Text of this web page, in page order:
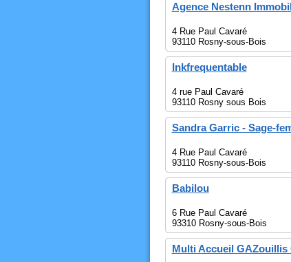
Agence Nestenn
4 Rue Paul Cavaré
93110 Rosny-sous-Bois
Inkfrequentable
4 rue Paul Cavaré
93110 Rosny sous Bois
Sandra Garric - Sage-
4 Rue Paul Cavaré
93110 Rosny-sous-Bois
Babilou
6 Rue Paul Cavaré
93310 Rosny-sous-Bois
Multi Accueil GAZouillis